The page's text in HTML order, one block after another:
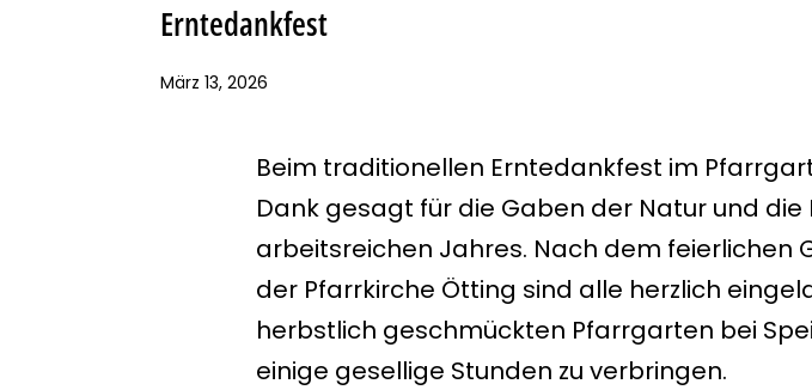
Erntedankfest
März 13, 2026
Beim traditionellen Erntedankfest im
Dank gesagt für die Gaben der Natur und die
arbeitsreichen Jahres. Nach dem feierlichen
der Pfarrkirche Ötting sind alle herzlich
herbstlich geschmückten Pfarrgarten bei
einige gesellige Stunden zu verbringen.